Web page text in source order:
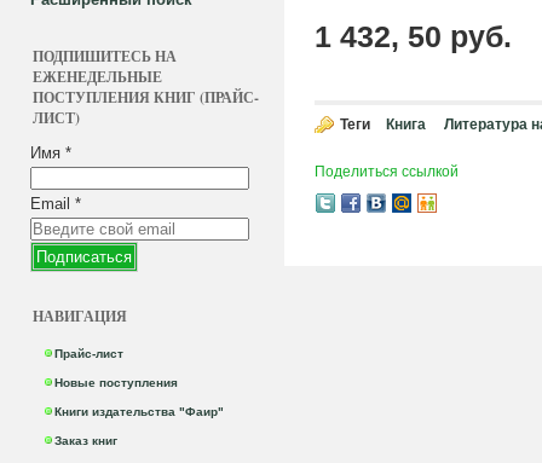
ПОДПИШИТЕСЬ НА
ЕЖЕНЕДЕЛЬНЫЕ
ПОСТУПЛЕНИЯ КНИГ (ПРАЙС-
ЛИСТ)
Имя *
Email *
НАВИГАЦИЯ
Прайс-лист
Новые поступления
Книги издательства "Фаир"
Заказ книг
1 432, 50 руб.
Теги Книга Литература
Поделиться ссылкой